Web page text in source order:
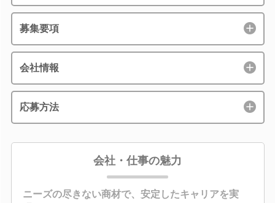
募集要項
会社情報
応募方法
会社・仕事の魅力
ニーズの尽きない商材で、安定したキャリアを実